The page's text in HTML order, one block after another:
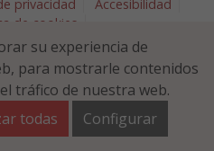
privacidad
Accesibilidad
de cookies
de la Información
(NAVARRA)
948 70 18 11
su experiencia de
para mostrarle contenidos
tráfico de nuestra web.
todas Configurar